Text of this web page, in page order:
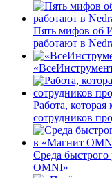
Пять мифов об
работают в
Работа,
сотрудников
Среда быстрого
OMNI»